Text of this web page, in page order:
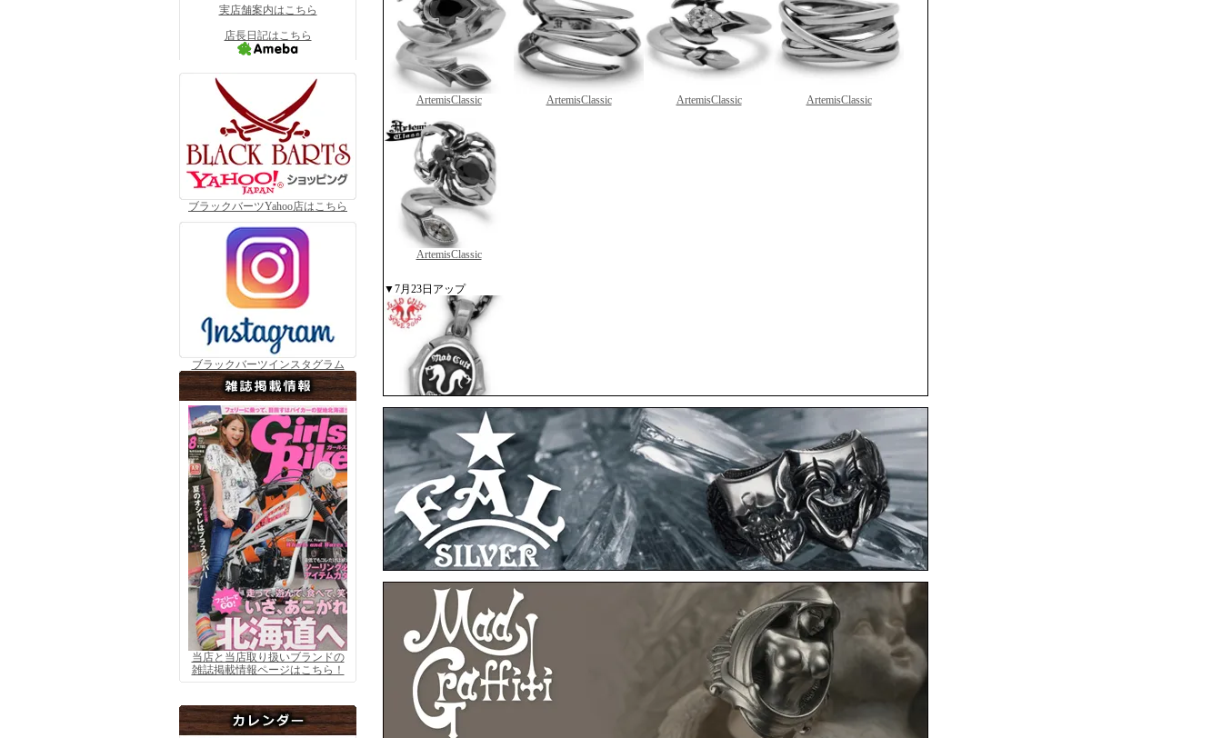
実店舗案内はこちら
店長日記はこちら
ブラックバーツYahoo店はこちら
ブラックバーツインスタグラム
当店と当店取り扱いブランドの
雑誌掲載情報ページはこちら！
ArtemisClassic ArtemisClassic ArtemisClassic ArtemisClassic
ArtemisClassic
▼7月23日アップ
MADCULT
▼7月10日アップ
F.A.L F.A.L